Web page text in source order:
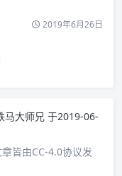
2019年6月26日
马大师兄 于2019-06-
皆由CC-4.0协议发